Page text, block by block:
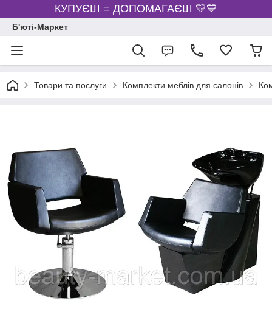
КУПУЄШ = ДОПОМАГАЄШ 💛💙
Б'юті-Маркет
Товари та послуги Комплекти меблів для салонів